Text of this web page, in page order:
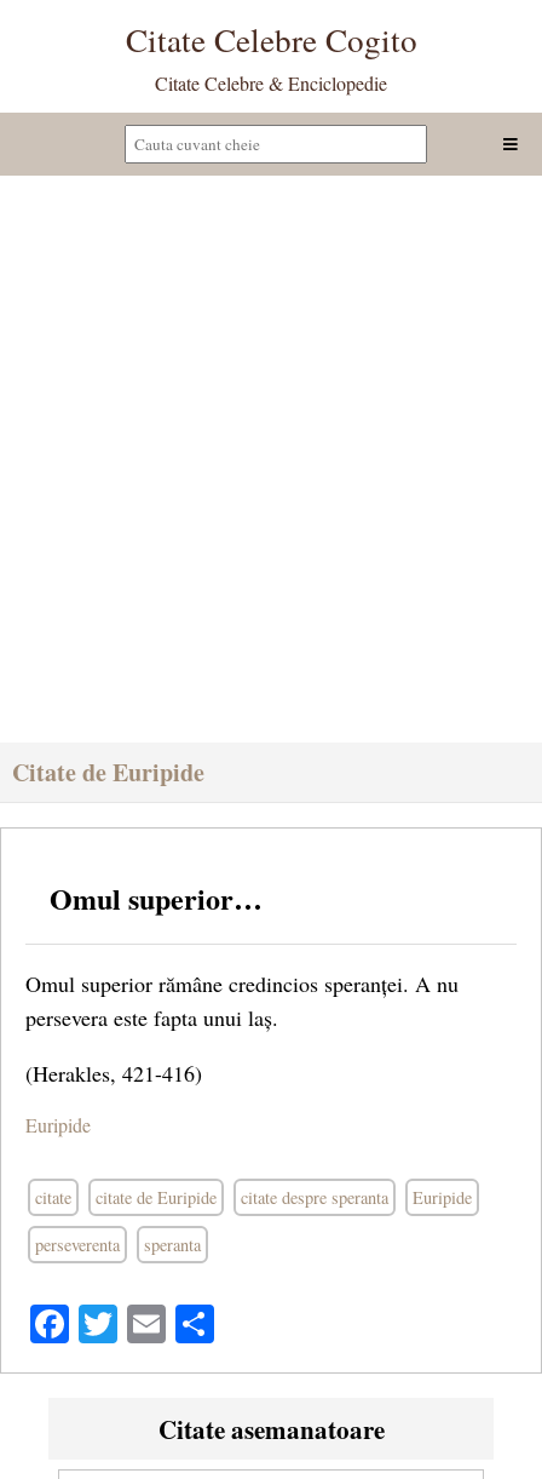
Citate Celebre Cogito
Citate Celebre & Enciclopedie
Citate de Euripide
Omul superior…
Omul superior rămâne credincios speranței. A nu
persevera este fapta unui laș.
(Herakles, 421-416)
Euripide
citate citate de Euripide citate despre speranta Euripide
perseverenta speranta
Facebook
Twitter
Email
Citate asemanatoare